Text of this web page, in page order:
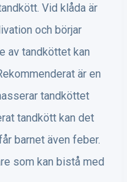
Vid klåda är
och börjar
av tandköttet kan
är en
tandköttet
tandkött kan det
barnet även feber.
som kan bistå med